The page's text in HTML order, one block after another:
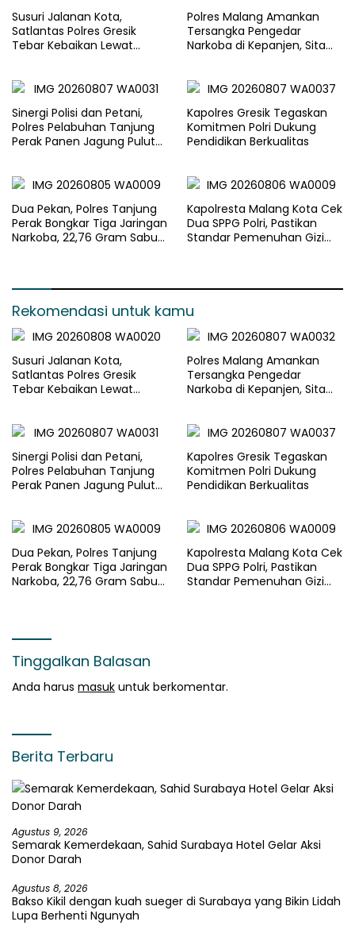
Susuri Jalanan Kota,
Satlantas Polres Gresik
Tebar Kebaikan Lewat
Polres Malang Amankan
Tersangka Pengedar
Narkoba di Kepanjen, Sita
Sinergi Polisi dan Petani,
Polres Pelabuhan Tanjung
Perak Panen Jagung Pulut
Kapolres Gresik Tegaskan
Komitmen Polri Dukung
Pendidikan Berkualitas
Dua Pekan, Polres Tanjung
Perak Bongkar Tiga Jaringan
Narkoba, 22,76 Gram Sabu
Kapolresta Malang Kota Cek
Dua SPPG Polri, Pastikan
Standar Pemenuhan Gizi
Rekomendasi untuk kamu
Susuri Jalanan Kota,
Satlantas Polres Gresik
Tebar Kebaikan Lewat
Polres Malang Amankan
Tersangka Pengedar
Narkoba di Kepanjen, Sita
Sinergi Polisi dan Petani,
Polres Pelabuhan Tanjung
Perak Panen Jagung Pulut
Kapolres Gresik Tegaskan
Komitmen Polri Dukung
Pendidikan Berkualitas
Dua Pekan, Polres Tanjung
Perak Bongkar Tiga Jaringan
Narkoba, 22,76 Gram Sabu
Kapolresta Malang Kota Cek
Dua SPPG Polri, Pastikan
Standar Pemenuhan Gizi
Tinggalkan Balasan
Anda harus masuk untuk berkomentar.
Berita Terbaru
Agustus 9, 2026
Semarak Kemerdekaan, Sahid Surabaya Hotel Gelar Aksi
Donor Darah
Agustus 8, 2026
Bakso Kikil dengan kuah sueger di Surabaya yang Bikin Lidah
Lupa Berhenti Ngunyah